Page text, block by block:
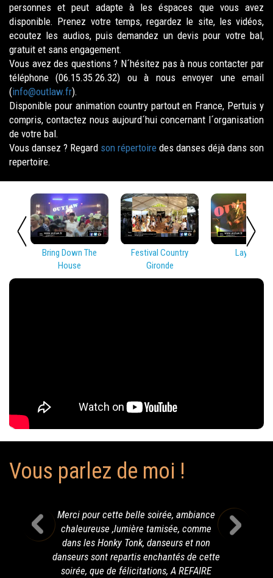
personnes et peut adapte à les éspaces que vous avez
disponible. Prenez votre temps, regardez le site, les vidéos,
ecoutez les audios, puis demandez un devis pour votre bal,
gratuit et sans engagement.
Vous avez des questions ? N´hésitez pas à nous contacter par
téléphone (06.15.35.26.32) ou à nous envoyer une email
(info@outlaw.fr).
Disponible pour animation country partout en France, Pertuis y
compris, contactez nous aujourd´hui concernant l´organisation
de votre bal.
Vous dansez ? Regard son répertoire des danses déjà dans son
repertoire.
Bring Down The
House
Festival Country
Gironde
Lay Low
Vous parlez de moi !
Merci pour cette belle soirée, ambiance
chaleureuse ,lumière tamisée, comme
dans les Honky Tonk, danseurs et non
danseurs sont repartis enchantés de cette
soirée, que de félicitations, A REFAIRE